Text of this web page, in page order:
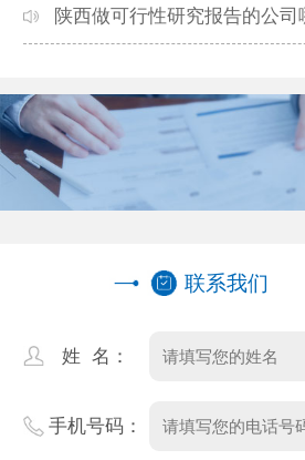
本地公司推荐
陕西做可行性研究报告的公
联系我们
姓 名：
手机号码：